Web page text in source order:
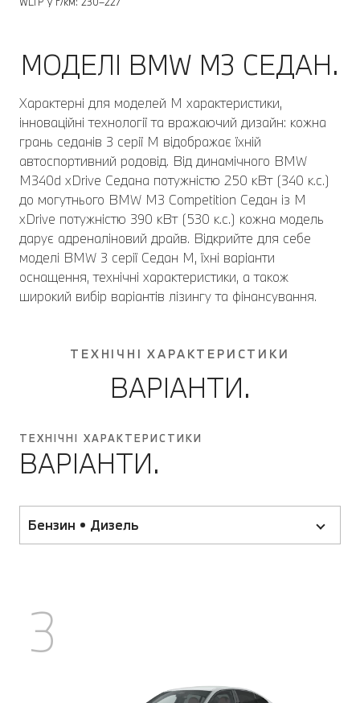
МОДЕЛІ BMW M3 СЕДАН.
Характерні для моделей M характеристики,
інноваційні технології та вражаючий дизайн: кожна
грань седанів 3 серії M відображає їхній
автоспортивний родовід. Від динамічного BMW
M340d xDrive Седана потужністю 250 кВт (340 к.с.)
до могутнього BMW M3 Competition Седан із M
xDrive потужністю 390 кВт (530 к.с.) кожна модель
дарує адреналіновий драйв. Відкрийте для себе
моделі BMW 3 серії Седан M, їхні варіанти
оснащення, технічні характеристики, а також
широкий вибір варіантів лізингу та фінансування.
ТЕХНІЧНІ ХАРАКТЕРИСТИКИ
ВАРІАНТИ.
ТЕХНІЧНІ ХАРАКТЕРИСТИКИ
ВАРІАНТИ.
Бензин • Дизель
3